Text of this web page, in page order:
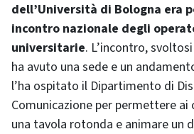
dell’Università di Bologna era
incontro nazionale degli
universitarie. L’incontro,
ha avuto una sede e un
l’ha ospitato il Dipartimento di
Comunicazione per permettere ai
una tavola rotonda e animare un